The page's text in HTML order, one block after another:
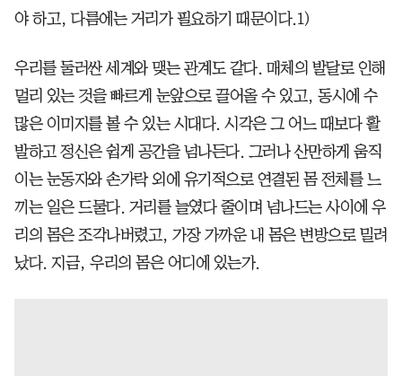
야 하고, 다름에는 거리가 필요하기 때문이다.1)
우리를 둘러싼 세계와 맺는 관계도 같다. 매체의 발달로 인해
멀리 있는 것을 빠르게 눈앞으로 끌어올 수 있고, 동시에 수
많은 이미지를 볼 수 있는 시대다. 시각은 그 어느 때보다 활
발하고 정신은 쉽게 공간을 넘나든다. 그러나 산만하게 움직
이는 눈동자와 손가락 외에 유기적으로 연결된 몸 전체를 느
끼는 일은 드물다. 거리를 늘였다 줄이며 넘나드는 사이에 우
리의 몸은 조각나버렸고, 가장 가까운 내 몸은 변방으로 밀려
났다. 지금, 우리의 몸은 어디에 있는가.